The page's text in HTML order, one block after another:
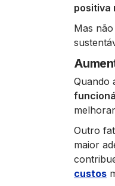
positiva
Mas
Quando
Outro
maior
custos